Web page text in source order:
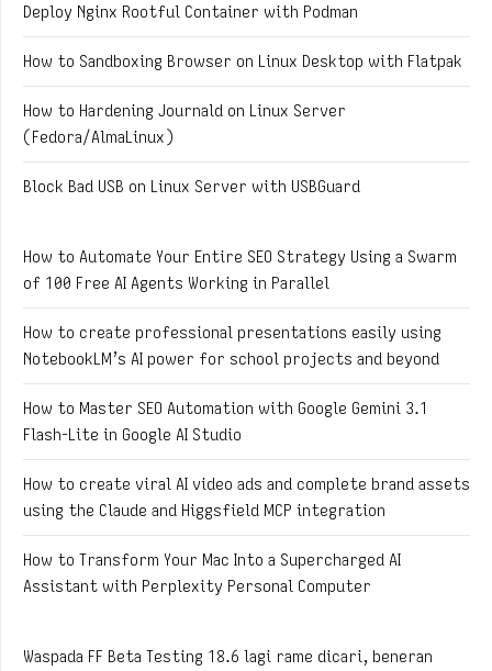
Deploy Nginx Rootful Container with Podman
How to Sandboxing Browser on Linux Desktop with Flatpak
How to Hardening Journald on Linux Server
(Fedora/AlmaLinux)
Block Bad USB on Linux Server with USBGuard
How to Automate Your Entire SEO Strategy Using a Swarm
of 100 Free AI Agents Working in Parallel
How to create professional presentations easily using
NotebookLM’s AI power for school projects and beyond
How to Master SEO Automation with Google Gemini 3.1
Flash-Lite in Google AI Studio
How to create viral AI video ads and complete brand assets
using the Claude and Higgsfield MCP integration
How to Transform Your Mac Into a Supercharged AI
Assistant with Perplexity Personal Computer
Waspada FF Beta Testing 18.6 lagi rame dicari, beneran